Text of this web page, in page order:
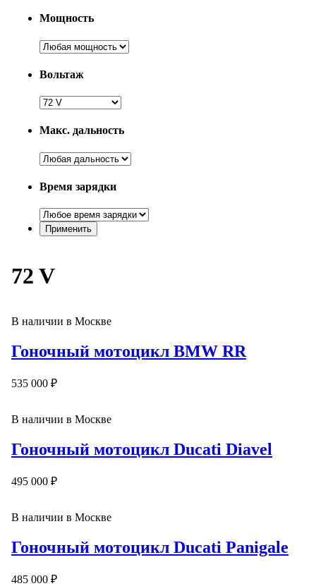
Мощность
Вольтаж
Макс. дальность
Время зарядки
72 V
В наличии в Москве
Гоночный мотоцикл BMW RR
535 000 ₽
В наличии в Москве
Гоночный мотоцикл Ducati Diavel
495 000 ₽
В наличии в Москве
Гоночный мотоцикл Ducati Panigale
485 000 ₽